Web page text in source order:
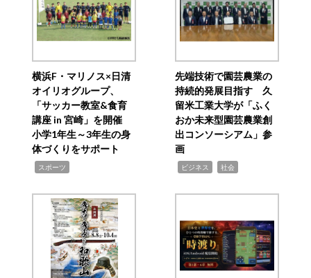
横浜F・マリノス×日清
オイリオグループ、
「サッカー教室&食育
講座 in 宮崎」を開催
小学1年生～3年生の身
体づくりをサポート
スポーツ
先端技術で園芸農業の
持続的発展目指す 久
留米工業大学が「ふく
おか未来型園芸農業創
出コンソーシアム」参
画
ビジネス 社会